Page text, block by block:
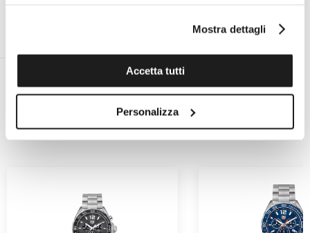
Mostra dettagli
Accetta tutti
Personalizza
SPEDIZIONE GRATUITA IN ITALIA
POTREBBERO PIACERTI